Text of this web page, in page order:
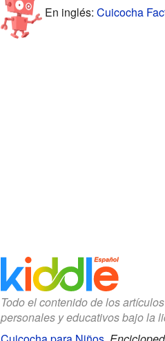
En inglés: Cuicocha
Todo el contenido de los
personales y educativos bajo la